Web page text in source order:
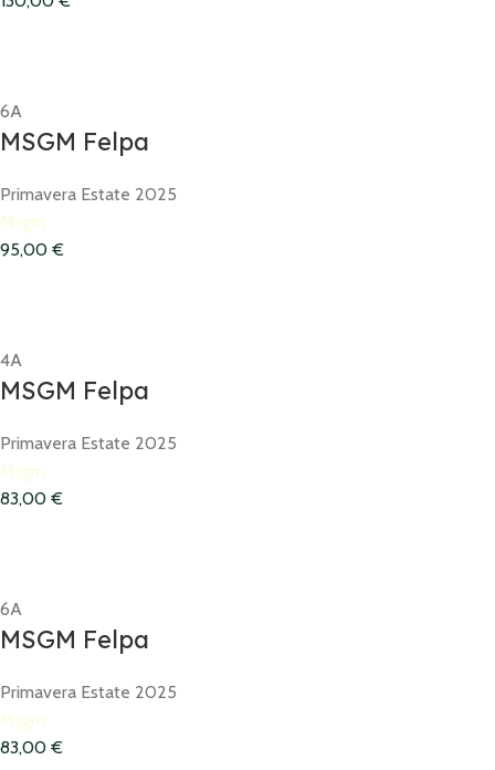
6A
MSGM Felpa
Primavera Estate 2025
Msgm
95,00 €
4A
MSGM Felpa
Primavera Estate 2025
Msgm
83,00 €
6A
MSGM Felpa
Primavera Estate 2025
Msgm
83,00 €